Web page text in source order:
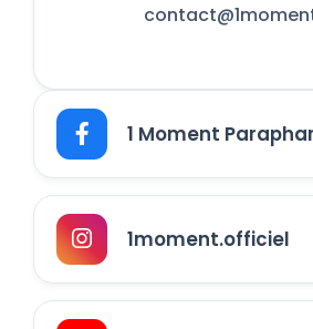
1 Moment
1moment.officiel